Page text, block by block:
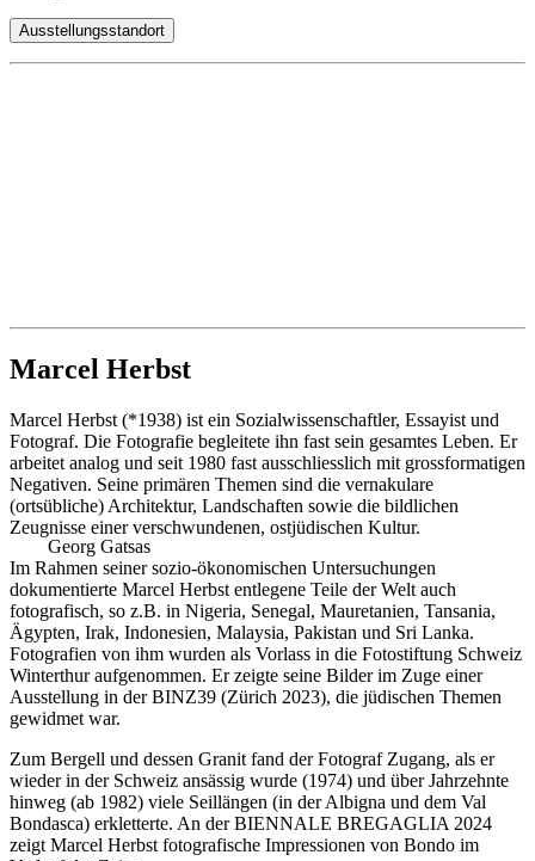
Ausstellungsstandort
Marcel Herbst
Marcel Herbst (*1938) ist ein Sozialwissenschaftler, Essayist und
Fotograf. Die Fotografie begleitete ihn fast sein gesamtes Leben. Er
arbeitet analog und seit 1980 fast ausschliesslich mit grossformatigen
Negativen. Seine primären Themen sind die vernakulare
(ortsübliche) Architektur, Landschaften sowie die bildlichen
Zeugnisse einer verschwundenen, ostjüdischen Kultur.
Im Rahmen seiner sozio-ökonomischen Untersuchungen
dokumentierte Marcel Herbst entlegene Teile der Welt auch
fotografisch, so z.B. in Nigeria, Senegal, Mauretanien, Tansania,
Ägypten, Irak, Indonesien, Malaysia, Pakistan und Sri Lanka.
Fotografien von ihm wurden als Vorlass in die Fotostiftung Schweiz
Winterthur aufgenommen. Er zeigte seine Bilder im Zuge einer
Ausstellung in der BINZ39 (Zürich 2023), die jüdischen Themen
gewidmet war.
Zum Bergell und dessen Granit fand der Fotograf Zugang, als er
wieder in der Schweiz ansässig wurde (1974) und über Jahrzehnte
hinweg (ab 1982) viele Seillängen (in der Albigna und dem Val
Bondasca) erkletterte. An der BIENNALE BREGAGLIA 2024
zeigt Marcel Herbst fotografische Impressionen von Bondo im
Georg Gatsas